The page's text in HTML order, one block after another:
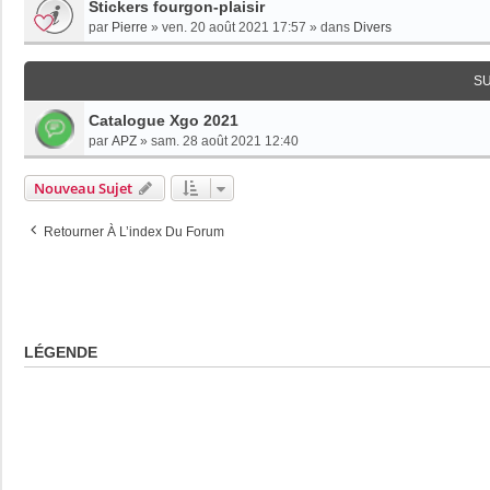
Stickers fourgon-plaisir
par Pierre » ven. 20 août 2021 17:57 » dans Divers
Catalogue Xgo 2021
par APZ » sam. 28 août 2021 12:40
Nouveau Sujet
Retourner À L’index Du Forum
LÉGENDE